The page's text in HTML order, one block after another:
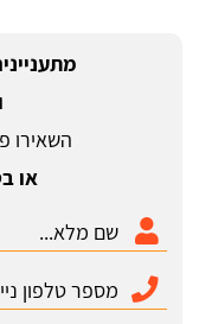
השאירו
או